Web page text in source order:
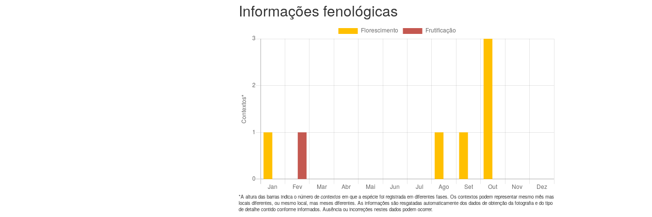
Informações fenológicas
*A altura das barras indica o número de contextos em que a espécie foi registrada em diferentes fases. Os contextos podem representar mesmo mês mas
locais diferentes, ou mesmo local, mas meses diferentes. As informações são resgatadas automaticamente dos dados de obtenção da fotografia e do tipo
de detalhe contido conforme informados. Ausência ou incorreções nestes dados podem ocorrer.